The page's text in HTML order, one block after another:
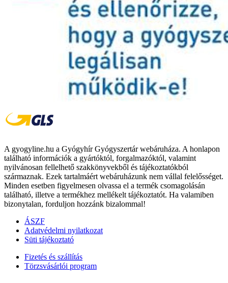
A gyogyline.hu a Gyógyhír Gyógyszertár webáruháza. A honlapon
található információk a gyártóktól, forgalmazóktól, valamint
nyilvánosan fellelhető szakkönyvekből és tájékoztatókból
származnak. Ezek tartalmáért webáruházunk nem vállal felelősséget.
Minden esetben figyelmesen olvassa el a termék csomagolásán
található, illetve a termékhez mellékelt tájékoztatót. Ha valamiben
bizonytalan, forduljon hozzánk bizalommal!
ÁSZF
Adatvédelmi nyilatkozat
Süti tájékoztató
Fizetés és szállítás
Törzsvásárlói program